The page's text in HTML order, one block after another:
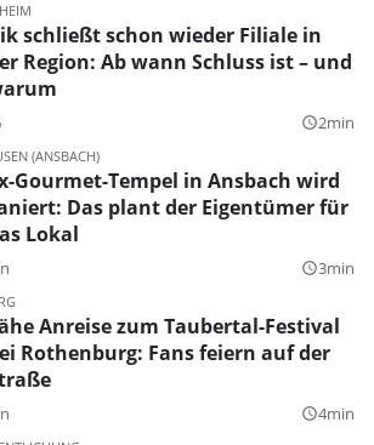
schließt schon wieder Filiale in
Region: Ab wann Schluss ist – und
query_builder2min
(ANSBACH)
Gourmet-Tempel in Ansbach wird
Das plant der Eigentümer für
Lokal
query_builder3min
Anreise zum Taubertal-Festival
Rothenburg: Fans feiern auf der
query_builder4min